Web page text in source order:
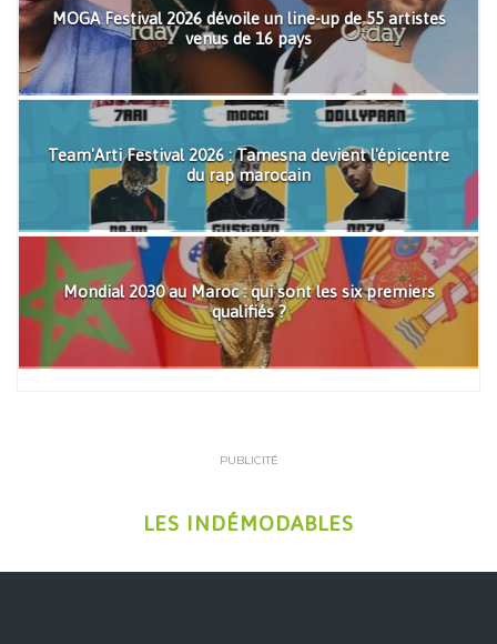
MOGA Festival 2026 dévoile un line-up de 55 artistes
venus de 16 pays
Team'Arti Festival 2026 : Tamesna devient l'épicentre
du rap marocain
Mondial 2030 au Maroc : qui sont les six premiers
qualifiés ?
PUBLICITÉ
LES INDÉMODABLES